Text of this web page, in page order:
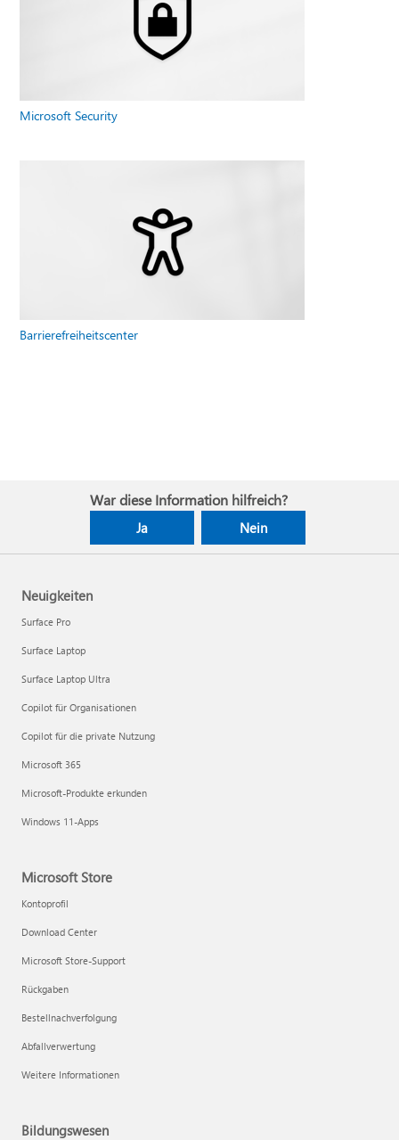
Microsoft Security
Barrierefreiheitscenter
War diese Information hilfreich?
Ja Nein
Neuigkeiten
Surface Pro
Surface Laptop
Surface Laptop Ultra
Copilot für Organisationen
Copilot für die private Nutzung
Microsoft 365
Microsoft-Produkte erkunden
Windows 11-Apps
Microsoft Store
Kontoprofil
Download Center
Microsoft Store-Support
Rückgaben
Bestellnachverfolgung
Abfallverwertung
Weitere Informationen
Bildungswesen